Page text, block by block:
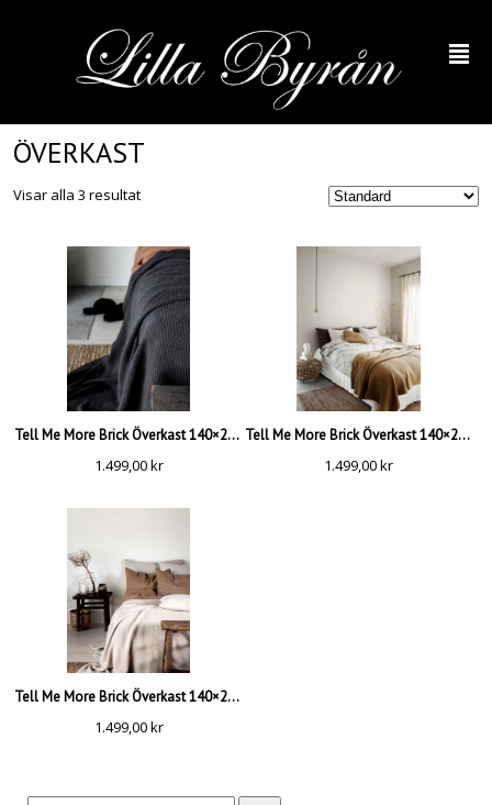
²
ÖVERKAST
Visar alla 3 resultat
Tell Me More Brick Överkast 140×200, Charcoal
1.499,00kr
Tell Me More Brick Överkast 140×200, Harvest
1.499,00kr
Tell Me More Brick Överkast 140×200, Sand
1.499,00kr